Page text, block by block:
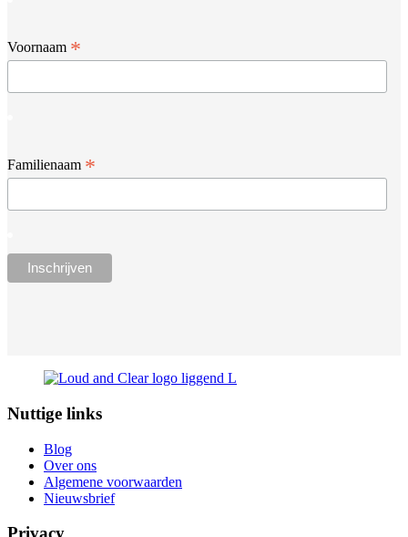
Voornaam *
Familienaam *
Nuttige links
Blog
Over ons
Algemene voorwaarden
Nieuwsbrief